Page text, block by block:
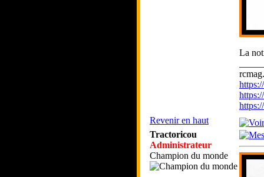
La
Revenir en haut
Tractoricou
Administrateur
Champion du monde